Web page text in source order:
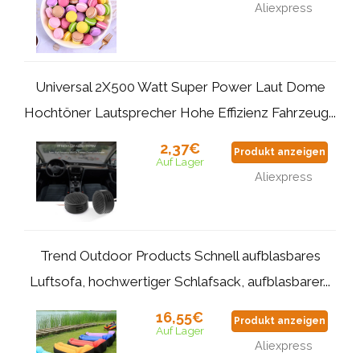
Aliexpress
Universal 2X500 Watt Super Power Laut Dome
Hochtöner Lautsprecher Hohe Effizienz Fahrzeug...
2,37€
Auf Lager
Produkt anzeigen
Aliexpress
Trend Outdoor Products Schnell aufblasbares
Luftsofa, hochwertiger Schlafsack, aufblasbarer...
16,55€
Auf Lager
Produkt anzeigen
Aliexpress